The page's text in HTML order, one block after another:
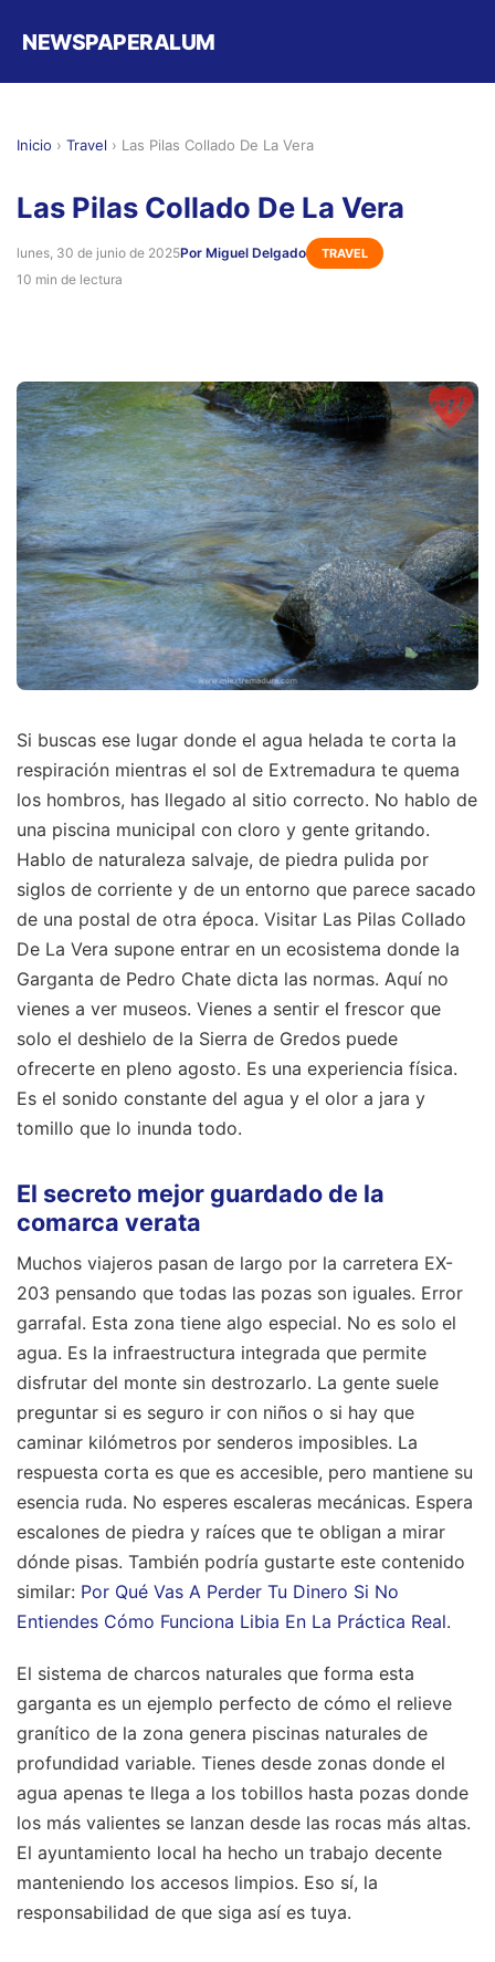
NEWSPAPERALUM
Inicio › Travel › Las Pilas Collado De La Vera
Las Pilas Collado De La Vera
lunes, 30 de junio de 2025Por Miguel Delgado TRAVEL
10 min de lectura
Si buscas ese lugar donde el agua helada te corta la
respiración mientras el sol de Extremadura te quema
los hombros, has llegado al sitio correcto. No hablo de
una piscina municipal con cloro y gente gritando.
Hablo de naturaleza salvaje, de piedra pulida por
siglos de corriente y de un entorno que parece sacado
de una postal de otra época. Visitar Las Pilas Collado
De La Vera supone entrar en un ecosistema donde la
Garganta de Pedro Chate dicta las normas. Aquí no
vienes a ver museos. Vienes a sentir el frescor que
solo el deshielo de la Sierra de Gredos puede
ofrecerte en pleno agosto. Es una experiencia física.
Es el sonido constante del agua y el olor a jara y
tomillo que lo inunda todo.
El secreto mejor guardado de la
comarca verata
Muchos viajeros pasan de largo por la carretera EX-
203 pensando que todas las pozas son iguales. Error
garrafal. Esta zona tiene algo especial. No es solo el
agua. Es la infraestructura integrada que permite
disfrutar del monte sin destrozarlo. La gente suele
preguntar si es seguro ir con niños o si hay que
caminar kilómetros por senderos imposibles. La
respuesta corta es que es accesible, pero mantiene su
esencia ruda. No esperes escaleras mecánicas. Espera
escalones de piedra y raíces que te obligan a mirar
dónde pisas. También podría gustarte este contenido
similar: Por Qué Vas A Perder Tu Dinero Si No
Entiendes Cómo Funciona Libia En La Práctica Real.
El sistema de charcos naturales que forma esta
garganta es un ejemplo perfecto de cómo el relieve
granítico de la zona genera piscinas naturales de
profundidad variable. Tienes desde zonas donde el
agua apenas te llega a los tobillos hasta pozas donde
los más valientes se lanzan desde las rocas más altas.
El ayuntamiento local ha hecho un trabajo decente
manteniendo los accesos limpios. Eso sí, la
responsabilidad de que siga así es tuya.